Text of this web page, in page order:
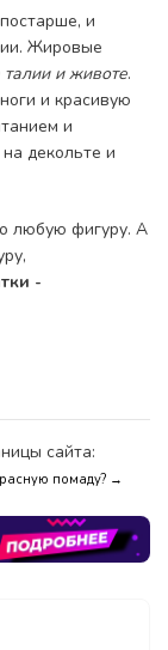
и
Жировые
талии и животе.
и красивую
и
декольте и
любую фигуру. А
-
сайта:
помаду? →